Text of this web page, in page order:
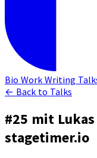
Bio Work Writing
← Back to Talks
#25 mit
stagetimer.io